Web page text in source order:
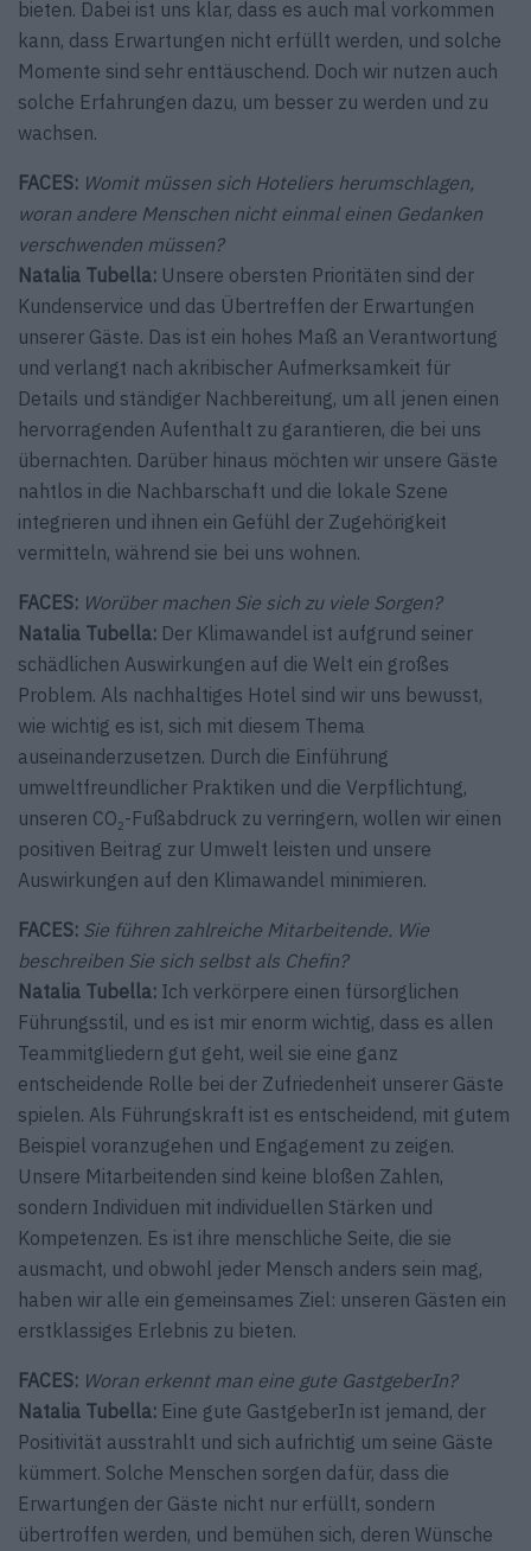
bieten. Dabei ist uns klar, dass es auch mal vorkommen
kann, dass Erwartungen nicht erfüllt werden, und solche
Momente sind sehr enttäuschend. Doch wir nutzen auch
solche Erfahrungen dazu, um besser zu werden und zu
wachsen.
FACES: Womit müssen sich Hoteliers herumschlagen,
woran andere Menschen nicht einmal einen Gedanken
verschwenden müssen?
Natalia Tubella: Unsere obersten Prioritäten sind der
Kundenservice und das Übertreffen der Erwartungen
unserer Gäste. Das ist ein hohes Maß an Verantwortung
und verlangt nach akribischer Aufmerksamkeit für
Details und ­ständiger Nachbereitung, um all jenen einen
hervorragenden Aufenthalt zu garantieren, die bei uns
übernachten. Darüber hinaus möchten wir unsere Gäste
nahtlos in die Nachbarschaft und die lokale Szene
integrieren und ihnen ein Gefühl der Zugehörigkeit
vermitteln, während sie bei uns wohnen.
FACES: Worüber machen Sie sich zu viele Sorgen?
Natalia Tubella: Der Klimawandel ist aufgrund seiner
schädlichen Auswirkungen auf die Welt ein großes
Problem. Als nachhaltiges Hotel sind wir uns bewusst,
wie wichtig es ist, sich mit diesem Thema
auseinanderzusetzen. Durch die Einführung
umweltfreundlicher Praktiken und die Verpflichtung,
unseren CO2-Fußabdruck zu verringern, wollen wir einen
positiven Beitrag zur Umwelt leisten und unsere
Auswirkungen auf den Klimawandel minimieren.
FACES: Sie führen zahlreiche Mitarbeitende. Wie
beschreiben Sie sich selbst als Chefin?
Natalia Tubella: Ich verkörpere einen fürsorglichen
Führungsstil, und es ist mir enorm wichtig, dass es allen
Teammitgliedern gut geht, weil sie eine ganz
entscheidende Rolle bei der Zufriedenheit unserer Gäste
spielen. Als Führungskraft ist es entscheidend, mit gutem
Beispiel voranzugehen und Engagement zu zeigen.
Unsere Mitarbeitenden sind keine bloßen Zahlen,
sondern Individuen mit ­individuellen Stärken und
Kompetenzen. Es ist ihre menschliche Seite, die sie
ausmacht, und obwohl jeder Mensch anders sein mag,
haben wir alle ein gemeinsames Ziel: unseren Gästen ein
erstklassiges Erlebnis zu bieten.
FACES: Woran erkennt man eine gute GastgeberIn?
Natalia Tubella: Eine gute GastgeberIn ist jemand, der
Positivität ausstrahlt und sich aufrichtig um seine Gäste
kümmert. Solche Menschen sorgen dafür, dass die
Erwartungen der Gäste nicht nur erfüllt, sondern
übertroffen werden, und bemühen sich, deren Wünsche